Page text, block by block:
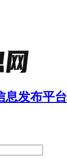
息发布平台